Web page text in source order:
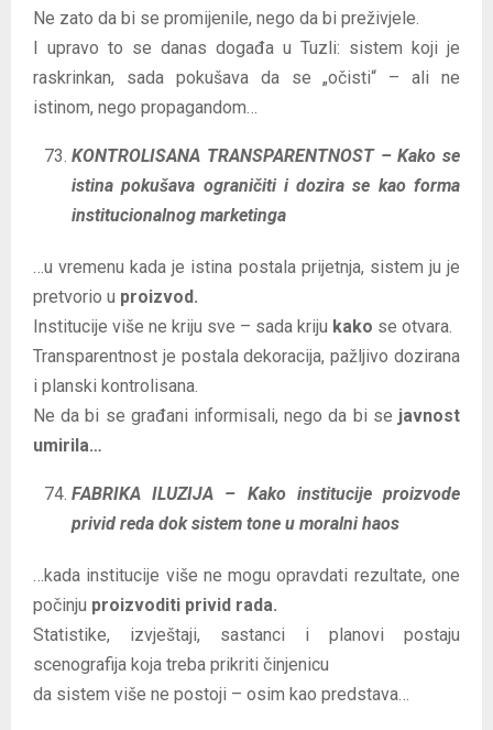
Ne zato da bi se promijenile, nego da bi preživjele.
I upravo to se danas događa u Tuzli: sistem koji je
raskrinkan, sada pokušava da se „očisti“ – ali ne
istinom, nego propagandom…
KONTROLISANA TRANSPARENTNOST – Kako se
istina pokušava ograničiti i dozira se kao forma
institucionalnog marketinga
…u vremenu kada je istina postala prijetnja, sistem ju je
pretvorio u proizvod.
Institucije više ne kriju sve – sada kriju kako se otvara.
Transparentnost je postala dekoracija, pažljivo dozirana
i planski kontrolisana.
Ne da bi se građani informisali, nego da bi se javnost
umirila…
FABRIKA ILUZIJA – Kako institucije proizvode
privid reda dok sistem tone u moralni haos
…kada institucije više ne mogu opravdati rezultate, one
počinju proizvoditi privid rada.
Statistike, izvještaji, sastanci i planovi postaju
scenografija koja treba prikriti činjenicu
da sistem više ne postoji – osim kao predstava…